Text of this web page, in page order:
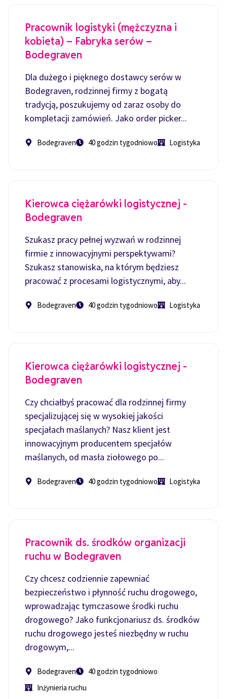
Pracownik logistyki (mężczyzna i
kobieta) – Fabryka serów –
Bodegraven
Dla dużego i pięknego dostawcy serów w
Bodegraven, rodzinnej firmy z bogatą
tradycją, poszukujemy od zaraz osoby do
kompletacji zamówień. Jako order picker...
Bodegraven 40 godzin tygodniowo Logistyka
Kierowca ciężarówki logistycznej -
Bodegraven
Szukasz pracy pełnej wyzwań w rodzinnej
firmie z innowacyjnymi perspektywami?
Szukasz stanowiska, na którym będziesz
pracować z procesami logistycznymi, aby...
Bodegraven 40 godzin tygodniowo Logistyka
Kierowca ciężarówki logistycznej -
Bodegraven
Czy chciałbyś pracować dla rodzinnej firmy
specjalizującej się w wysokiej jakości
specjałach maślanych? Nasz klient jest
innowacyjnym producentem specjałów
maślanych, od masła ziołowego po...
Bodegraven 40 godzin tygodniowo Logistyka
Pracownik ds. środków organizacji
ruchu w Bodegraven
Czy chcesz codziennie zapewniać
bezpieczeństwo i płynność ruchu drogowego,
wprowadzając tymczasowe środki ruchu
drogowego? Jako funkcjonariusz ds. środków
ruchu drogowego jesteś niezbędny w ruchu
drogowym,...
Bodegraven
40 godzin tygodniowo
Inżynieria ruchu